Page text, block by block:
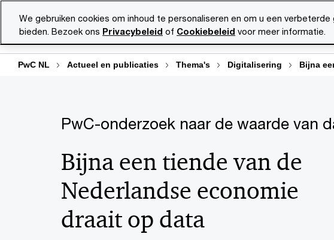
Diensten Marktsectoren
PwC NL Actueel en publicaties Thema's Digitalisering Bijna
PwC-onderzoek naar de waarde van
Bijna een tiende van de
Nederlandse economie
draait op data
We gebruiken cookies om inhoud te personaliseren en om u een verbeterde
bieden. Bezoek ons Privacybeleid of Cookiebeleid voor meer informatie.